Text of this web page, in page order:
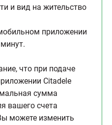
и вид на жительство
приложении
что при подаче
Citadele
сумма
вашего счета
можете изменить